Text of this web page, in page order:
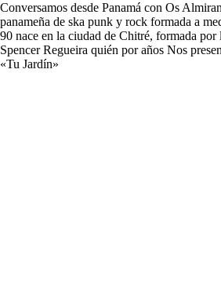
Conversamos desde Panamá con Os
panameña de ska punk y rock formada a
90 nace en la ciudad de Chitré, formada
Spencer Regueira quién por años Nos
«Tu Jardín»